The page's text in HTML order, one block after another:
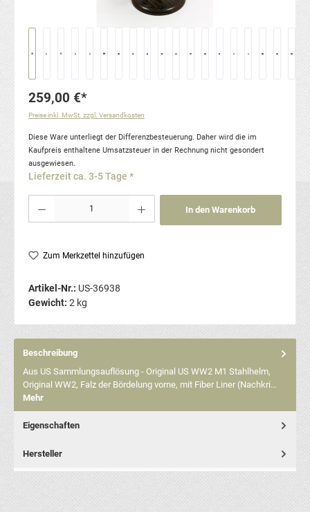
259,00 €*
Preise inkl. MwSt. zzgl. Versandkosten
Diese Ware unterliegt der Differenzbesteuerung. Daher wird die im
Kaufpreis enthaltene Umsatzsteuer in der Rechnung nicht gesondert
ausgewiesen.
Lieferzeit ca. 3-5 Tage *
In den Warenkorb
Zum Merkzettel hinzufügen
Artikel-Nr.: US-36938
Gewicht: 2 kg
Beschreibung
Aus US Sammlungsauflösung - Original US WW2 M1 Stahlhelm,
Original WW2, Falz der Bördelung vorne, mit Fiber Liner (Nachkri…
Mehr
Eigenschaften
Hersteller